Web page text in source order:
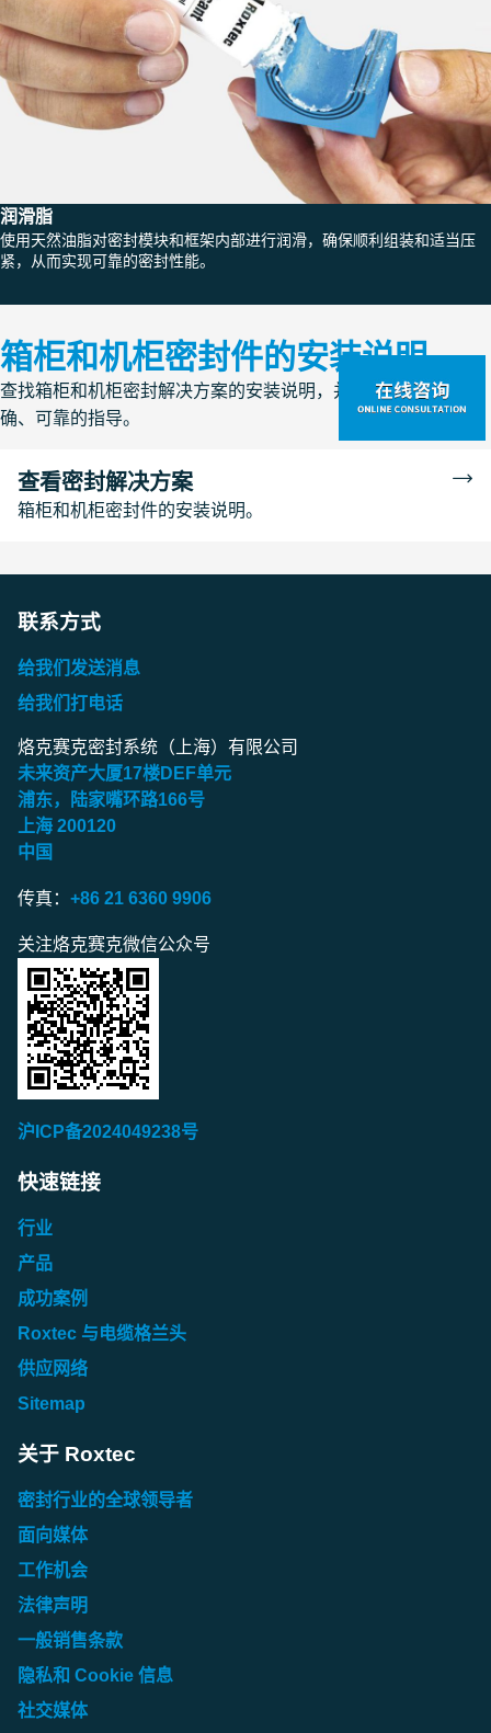
润滑脂
使用天然油脂对密封模块和框架内部进行润滑，确保顺利组装和适当压
紧，从而实现可靠的密封性能。
箱柜和机柜密封件的安装说明
查找箱柜和机柜密封解决方案的安装说明，并获取确保安装正
确、可靠的指导。
查看密封解决方案
箱柜和机柜密封件的安装说明。
联系方式
给我们发送消息
给我们打电话
烙克赛克密封系统（上海）有限公司
未来资产大厦17楼DEF单元
浦东，陆家嘴环路166号
上海 200120
中国
传真： +86 21 6360 9906
关注烙克赛克微信公众号
沪ICP备2024049238号
快速链接
行业
产品
成功案例
Roxtec 与电缆格兰头
供应网络
Sitemap
关于 Roxtec
密封行业的全球领导者
面向媒体
工作机会
法律声明
一般销售条款
隐私和 Cookie 信息
社交媒体